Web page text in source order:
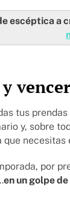
escéptica a
tus
y, sobre
que necesitas
por
en un golpe